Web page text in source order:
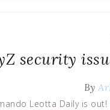
security
By
Leotta Daily is out!